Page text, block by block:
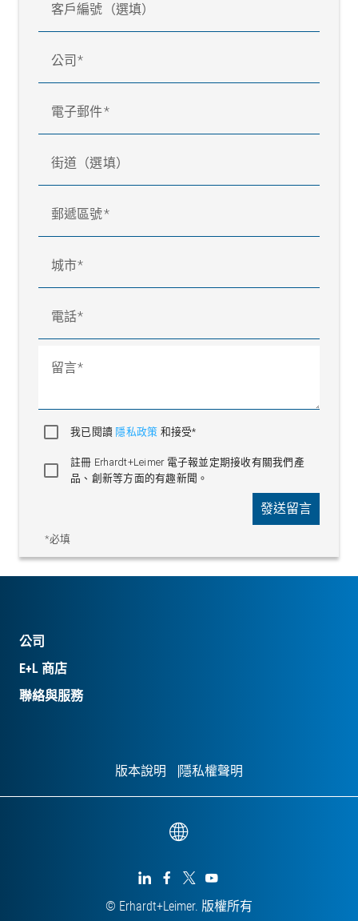
客戶編號（選填）
公司
電子郵件
街道（選填）
郵遞區號
城市
電話
留言
我已閱讀 隱私政策 和接受*
註冊 Erhardt+Leimer 電子報並定期接收有關我們產
品、創新等方面的有趣新聞。
*必填
發送留言
公司
E+L 商店
聯絡與服務
© Erhardt+Leimer. 版權所有
版本說明 隱私權聲明
   